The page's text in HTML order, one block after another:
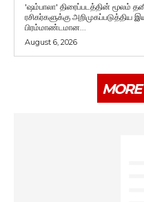
'ஷம்பாலா' திரைப்படத்தின் மூலம்
ரசிகர்களுக்கு அறிமுகப்படுத்திய
பிரம்மாண்டமான...
August 6, 2026
MORE